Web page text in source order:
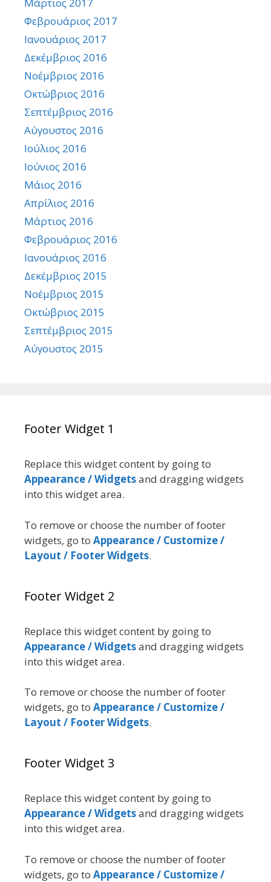
Μάρτιος 2017
Φεβρουάριος 2017
Ιανουάριος 2017
Δεκέμβριος 2016
Νοέμβριος 2016
Οκτώβριος 2016
Σεπτέμβριος 2016
Αύγουστος 2016
Ιούλιος 2016
Ιούνιος 2016
Μάιος 2016
Απρίλιος 2016
Μάρτιος 2016
Φεβρουάριος 2016
Ιανουάριος 2016
Δεκέμβριος 2015
Νοέμβριος 2015
Οκτώβριος 2015
Σεπτέμβριος 2015
Αύγουστος 2015
Footer Widget 1
Replace this widget content by going to
Appearance / Widgetsand dragging widgets
into this widget area.
To remove or choose the number of footer
widgets, go to Appearance / Customize /
Layout / Footer Widgets.
Footer Widget 2
Replace this widget content by going to
Appearance / Widgetsand dragging widgets
into this widget area.
To remove or choose the number of footer
widgets, go to Appearance / Customize /
Layout / Footer Widgets.
Footer Widget 3
Replace this widget content by going to
Appearance / Widgetsand dragging widgets
into this widget area.
To remove or choose the number of footer
widgets, go to Appearance / Customize /